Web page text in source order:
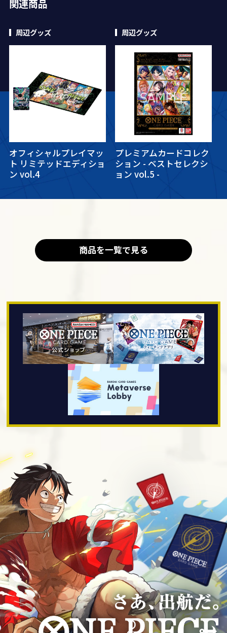
関連商品
周辺グッズ
オフィシャルプレイマッ
ト リミテッドエディショ
ン vol.4
周辺グッズ
プレミアムカードコレク
ション - ベストセレクシ
ョン vol.5 -
商品を一覧で見る